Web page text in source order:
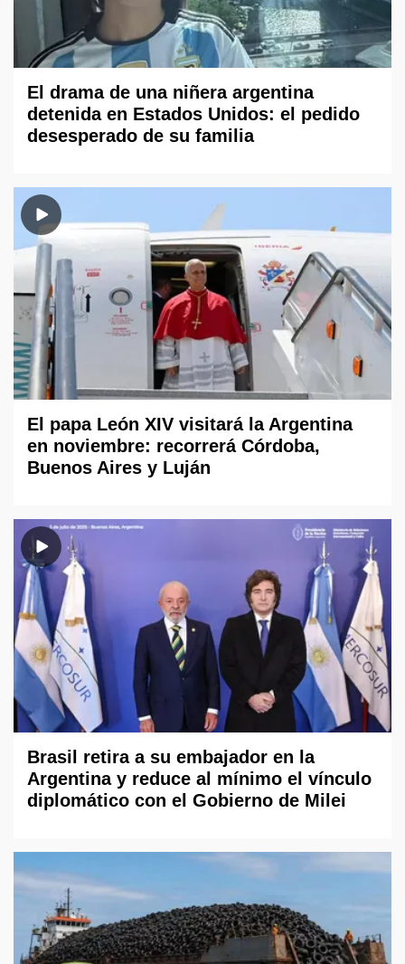
El drama de una niñera argentina
detenida en Estados Unidos: el pedido
desesperado de su familia
El papa León XIV visitará la Argentina
en noviembre: recorrerá Córdoba,
Buenos Aires y Luján
Brasil retira a su embajador en la
Argentina y reduce al mínimo el vínculo
diplomático con el Gobierno de Milei